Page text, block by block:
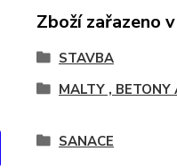
Zboží zařazeno
STAVBA
MALTY , BETONY
SANACE